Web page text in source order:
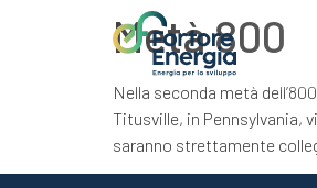
Metà 800
Nella seconda metà
Titusville, in Pennsylvania,
saranno strettamente